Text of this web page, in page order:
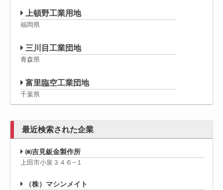
上頓野工業用地
福岡県
三川目工業団地
青森県
富里臨空工業団地
千葉県
最近検索された企業
㈱吉見鈑金製作所
上田市小泉３４６−１
（株）マシンメイト